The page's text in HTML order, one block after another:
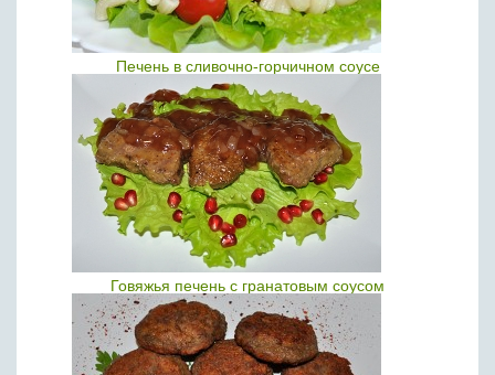
Печень в сливочно-горчичном соусе
Говяжья печень с гранатовым соусом